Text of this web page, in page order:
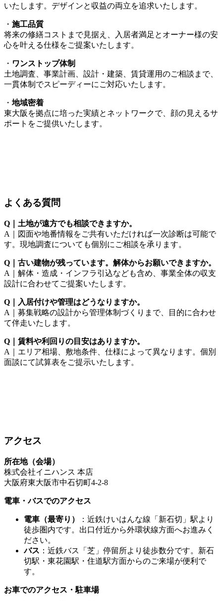
いたします。デザインと収益の両立を追求いたします。
・ 施工品質
将来の修繕コストまで見据え、入居者満足とオーナー様の安
心を叶える仕様をご提案いたします。
・ ワンストップ体制
土地調査、事業計画、設計・建築、賃貸運用のご相談まで、
一貫体制でスピーディーにご対応いたします。
・ 地域密着
東大阪を拠点に培った実績とネットワークで、顔の見えるサ
ポートをご提供いたします。
よくある質問
Q｜土地が遠方でも相談できますか。
A｜図面や地番情報をご共有いただければ一次診断は可能で
す。現地調査についても個別にご相談を承ります。
Q｜古い建物が残っています。解体からお願いできますか。
A｜解体・造成・インフラ引込なども含め、事業全体の収支
設計に合わせてご提案いたします。
Q｜入居付けや管理はどうなりますか。
A｜募集戦略の設計から管理体制づくりまで、目的に合わせ
て伴走いたします。
Q｜賃料や利回りの目安はありますか。
A｜エリア相場、敷地条件、仕様によって異なります。個別
面談にて試算表をご提示いたします。
アクセス
所在地（会場）
株式会社イニハンス 本店
大阪府東大阪市中石切町4-2-8
電車・バスでのアクセス
電車（最寄り）
：近鉄けいはんな線「新石切」駅より
徒歩圏内です。出口付近から外環状線方面へお進みく
ださい。
バス ：近鉄バス「芝」停留所より徒歩数分です。新石
切駅・東花園駅・住道駅方面からのご来場が便利で
す。
お車でのアクセス・駐車場